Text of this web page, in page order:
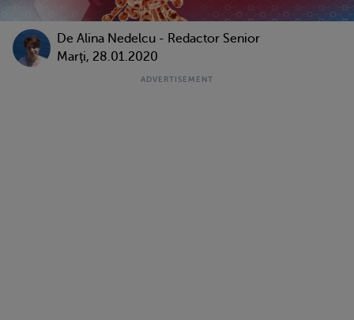
De Alina Nedelcu - Redactor Senior
Marţi, 28.01.2020